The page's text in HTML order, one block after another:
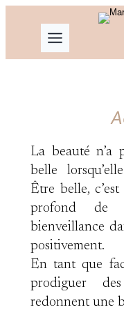
La beauté n’a
belle
Être belle,
profond de
bienveillance
positivement.
En tant que
prodiguer
redonnent une